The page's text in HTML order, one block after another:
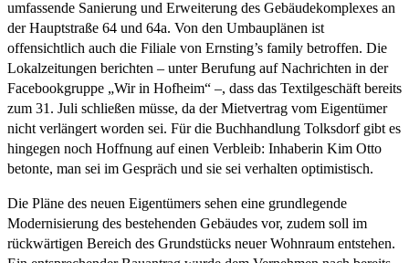
umfassende Sanierung und Erweiterung des Gebäudekomplexes an
der Hauptstraße 64 und 64a. Von den Umbauplänen ist
offensichtlich auch die Filiale von Ernsting’s family betroffen. Die
Lokalzeitungen berichten – unter Berufung auf Nachrichten in der
Facebookgruppe „Wir in Hofheim“ –, dass das Textilgeschäft bereits
zum 31. Juli schließen müsse, da der Mietvertrag vom Eigentümer
nicht verlängert worden sei. Für die Buchhandlung Tolksdorf gibt es
hingegen noch Hoffnung auf einen Verbleib: Inhaberin Kim Otto
betonte, man sei im Gespräch und sie sei verhalten optimistisch.
Die Pläne des neuen Eigentümers sehen eine grundlegende
Modernisierung des bestehenden Gebäudes vor, zudem soll im
rückwärtigen Bereich des Grundstücks neuer Wohnraum entstehen.